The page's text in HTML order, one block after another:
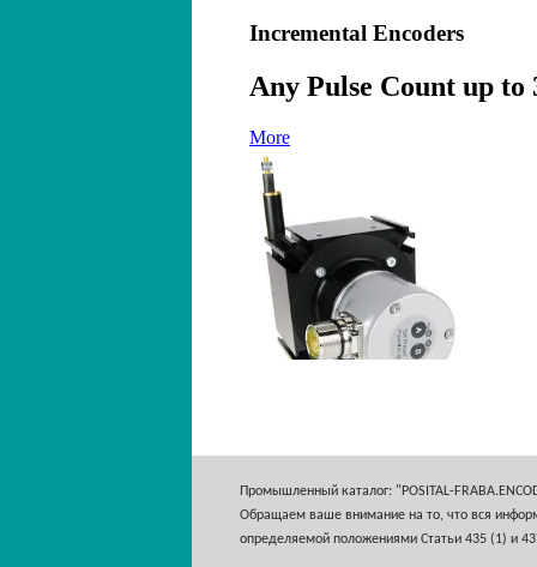
Промышленный каталог: "POSITAL-
Обращаем ваше внимание на то, что вся
определяемой положениями Статьи 435 (1) и